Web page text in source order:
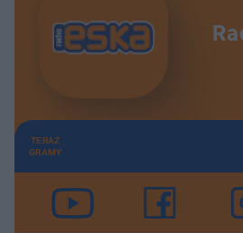
TERAZ
GRAMY